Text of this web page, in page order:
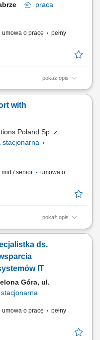
praca
umowa o pracę
pełny
pokaż opis
problemów
Instalacja i aktualizacja
relokacja sprzętu
with
Poland Sp. z
stacjonarna
/ senior
umowa o
pokaż opis
resolving and posting
platform for
mentors and teacher
through effective
ds.
IT
Góra, ul.
stacjonarna
umowa o pracę
pełny